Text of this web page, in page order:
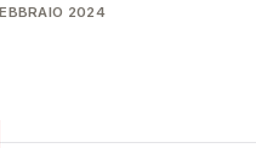
2024